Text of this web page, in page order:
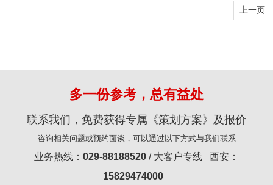
多一份参考，总有益处
联系我们，免费获得专属《策划方案》及报价
咨询相关问题或预约面谈，可以通过以下方式与我们联系
业务热线： 029-88188520 / 大客户专线 西安：
15829474000